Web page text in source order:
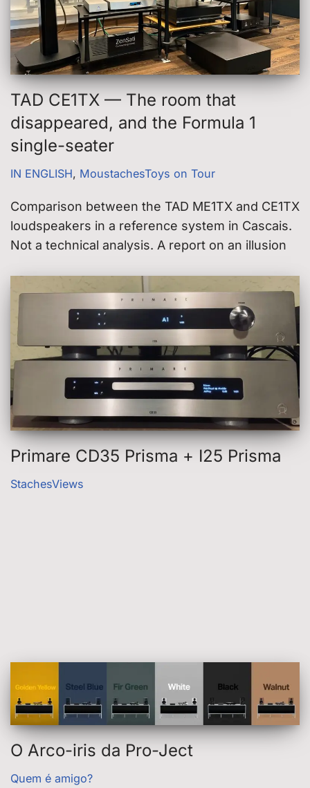
TAD CE1TX — The room that
disappeared, and the Formula 1
single-seater
IN ENGLISH, MoustachesToys on Tour
Comparison between the TAD ME1TX and CE1TX
loudspeakers in a reference system in Cascais.
Not a technical analysis. A report on an illusion
Primare CD35 Prisma + I25 Prisma
StachesViews
O Arco-iris da Pro-Ject
Quem é amigo?